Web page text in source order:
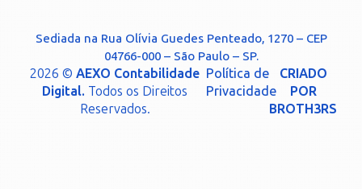
Sediada na Rua Olívia Guedes Penteado, 1270 – CEP
04766-000 – São Paulo – SP.
2026 ©AEXO Contabilidade
Digital. Todos os Direitos
Reservados.
Política de
Privacidade
CRIADO
POR
BROTH3RS